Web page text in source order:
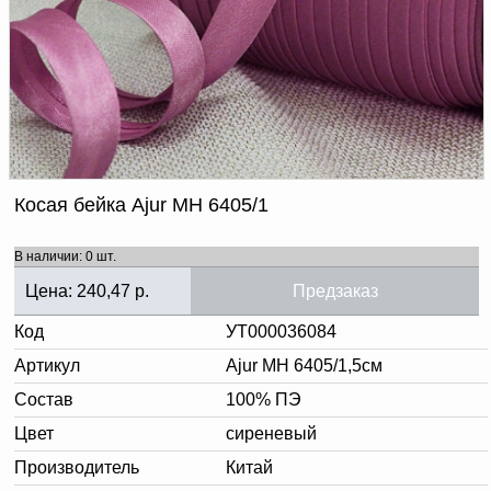
Доверенность на
получение груза
Документы по работе с
персональными данными
Письмо руководителю
Вопросы и ответы
Новости | Статьи
Косая бейка Ajur МН 6405/1
В наличии: 0 шт.
Цена: 240,47 р. Предзаказ
Код
УТ000036084
Артикул
Ajur МН 6405/1,5см
Состав
100% ПЭ
Цвет
сиреневый
Производитель
Китай
Добавить
в